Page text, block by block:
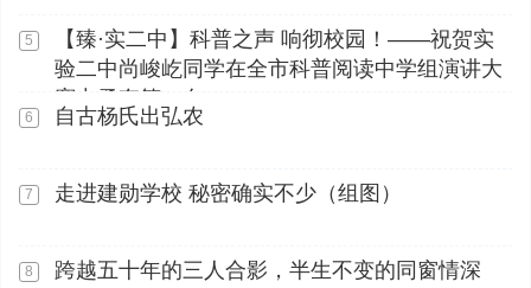
5
【臻·实二中】科普之声 响彻校园！——祝贺实
验二中尚峻屹同学在全市科普阅读中学组演讲大
赛中勇夺第一名
6 自古杨氏出弘农
7 走进建勋学校 秘密确实不少（组图）
8 跨越五十年的三人合影，半生不变的同窗情深